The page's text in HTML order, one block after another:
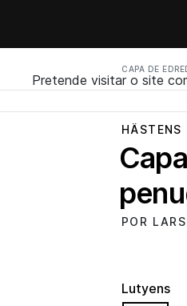
CAPA DE
Pretende visitar o site
HÄSTENS
POR
Lutyens